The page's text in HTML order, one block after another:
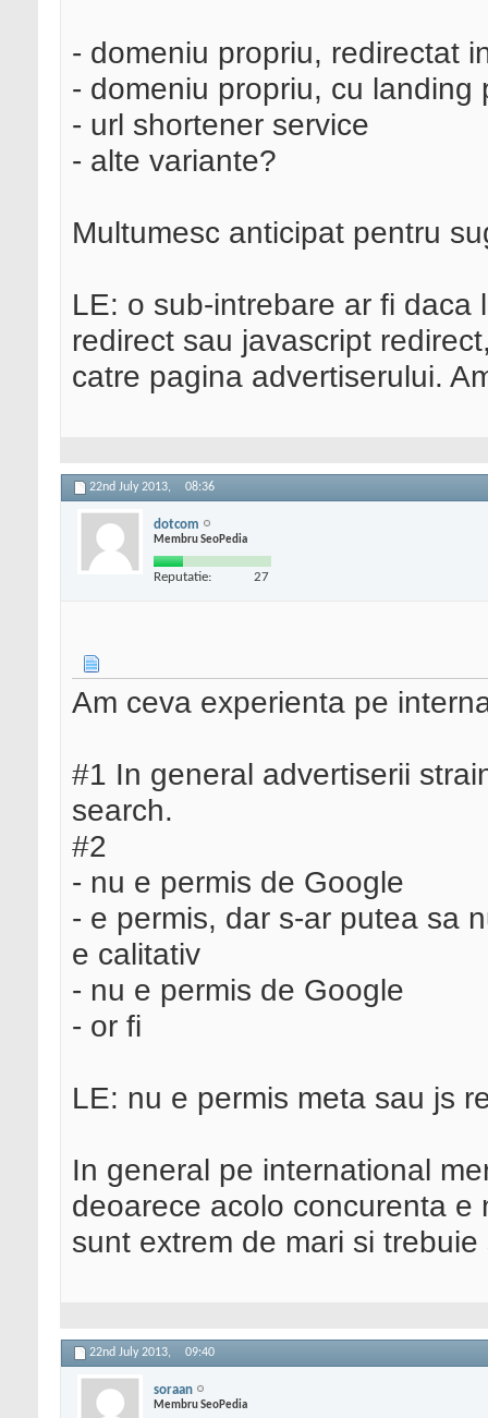
- domeniu propriu, redirectat
- domeniu propriu, cu
- url shortener service
- alte variante?
Multumesc anticipat pentru
LE: o sub-intrebare ar fi daca
redirect sau javascript
catre pagina advertiserului.
22nd July 2013, 08:36
dotcom
Membru SeoPedia
Reputatie: 27
Am ceva experienta pe
#1 In general advertiserii
search.
#2
- nu e permis de Google
- e permis, dar s-ar putea sa
e calitativ
- nu e permis de Google
- or fi
LE: nu e permis meta sau js
In general pe international
deoarece acolo concurenta e
sunt extrem de mari si
22nd July 2013, 09:40
soraan
Membru SeoPedia